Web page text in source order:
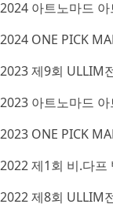
2024 아트노마드
2024 ONE PICK
2023 제9회 ULLIM
2023 아트노마드
2023 ONE PICK
2022 제1회 비.다프
2022 제8회 ULLIM